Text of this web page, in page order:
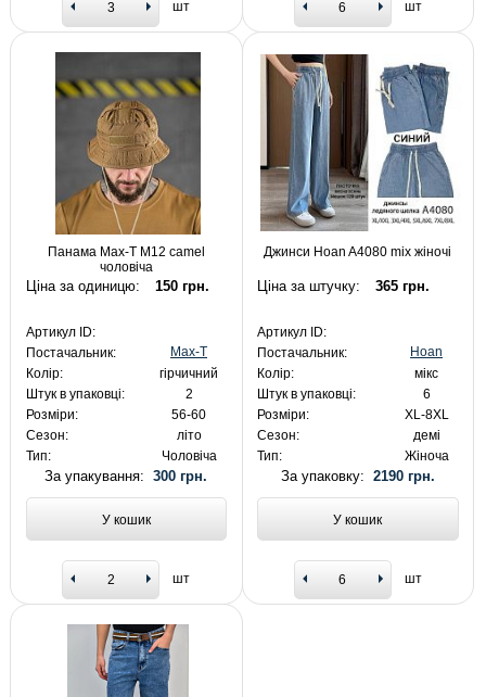
шт шт
Панама Max-T M12 camel
чоловіча
Ціна за одиницю: 150 грн.
Артикул ID:
Постачальник:
Max-T
Колір:
гірчичний
Штук в упаковці:
2
Розміри:
56-60
Сезон:
літо
Тип:
Чоловіча
За упакування:300 грн.
У кошик
шт
Джинси Hoan A4080 mix жіночі
Ціна за штучку: 365 грн.
Артикул ID:
Постачальник:
Hoan
Колір:
мікс
Штук в упаковці:
6
Розміри:
XL-8XL
Сезон:
демі
Тип:
Жіноча
За упаковку: 2190 грн.
У кошик
шт